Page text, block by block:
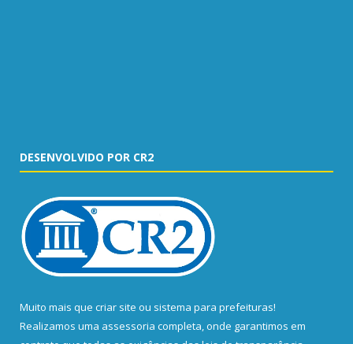
DESENVOLVIDO POR CR2
Muito mais que criar site ou sistema para prefeituras!
Realizamos uma assessoria completa, onde garantimos em